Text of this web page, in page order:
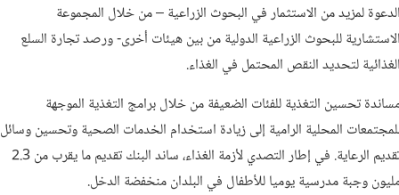
لمزيد من الاستثمار في البحوث الزراعية – من خلال المجموعة
للبحوث الزراعية الدولية من بين هيئات أخرى- ورصد تجارة السلع
لتحديد النقص المحتمل في الغذاء.
تحسين التغذية للفئات الضعيفة من خلال برامج التغذية الموجهة
المحلية الرامية إلى زيادة استخدام الخدمات الصحية وتحسين وسائل
تقديم الرعاية. في إطار التصدي لأزمة الغذاء، ساند البنك تقديم ما يقرب من 2.3
وجبة مدرسية يوميا للأطفال في البلدان منخفضة الدخل.